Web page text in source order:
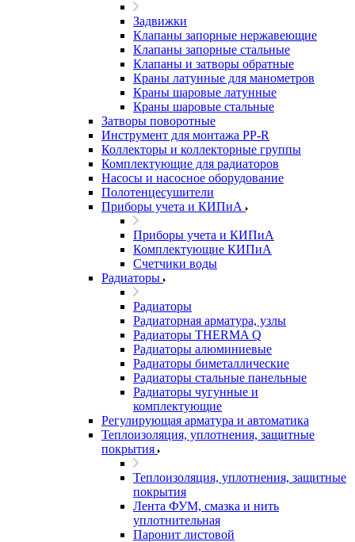
Задвижки
Клапаны запорные нержавеющие
Клапаны запорные стальные
Клапаны и затворы обратные
Краны латунные для манометров
Краны шаровые латунные
Краны шаровые стальные
Затворы поворотные
Инструмент для монтажа PP-R
Коллекторы и коллекторные группы
Комплектующие для радиаторов
Насосы и насосное оборудование
Полотенцесушители
Приборы учета и КИПиА
Приборы учета и КИПиА
Комплектующие КИПиА
Счетчики воды
Радиаторы
Радиаторы
Радиаторная арматура, узлы
Радиаторы THERMA Q
Радиаторы алюминиевые
Радиаторы биметаллические
Радиаторы стальные панельные
Радиаторы чугунные и
комплектующие
Регулирующая арматура и автоматика
Теплоизоляция, уплотнения, защитные
покрытия
Теплоизоляция, уплотнения, защитные
покрытия
Лента ФУМ, смазка и нить
уплотнительная
Паронит листовой